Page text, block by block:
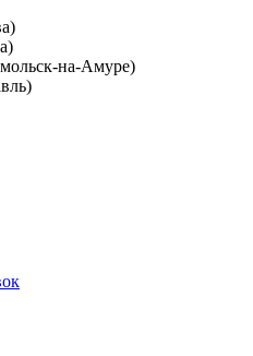
на-Амуре)